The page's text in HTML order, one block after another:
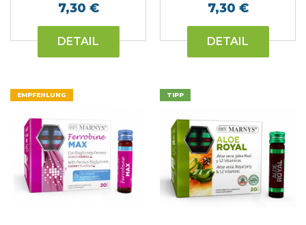
7,30 €
DETAIL
7,30 €
DETAIL
EMPFEHLUNG TIPP